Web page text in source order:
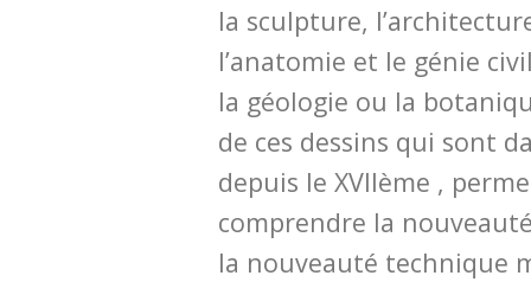
la sculpture,
l’anatomie et le génie
la géologie ou la
de ces dessins qui sont
depuis le XVIIème ,
comprendre la
la nouveauté technique